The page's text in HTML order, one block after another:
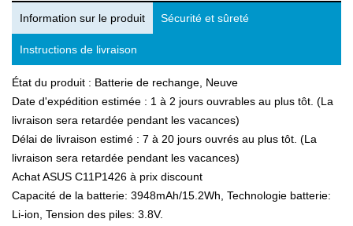
Information sur le produit Sécurité et sûreté
Instructions de livraison
État du produit : Batterie de rechange, Neuve
Date d'expédition estimée : 1 à 2 jours ouvrables au plus tôt. (La
livraison sera retardée pendant les vacances)
Délai de livraison estimé : 7 à 20 jours ouvrés au plus tôt. (La
livraison sera retardée pendant les vacances)
Achat ASUS C11P1426 à prix discount
Capacité de la batterie: 3948mAh/15.2Wh, Technologie batterie:
Li-ion, Tension des piles: 3.8V.